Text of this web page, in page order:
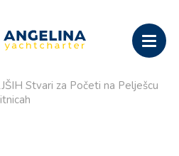
Stvari za Početi na Pelješcu